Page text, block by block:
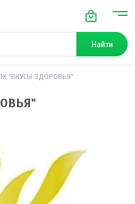
Найти
"ВКУСЫ ЗДОРОВЬЯ"